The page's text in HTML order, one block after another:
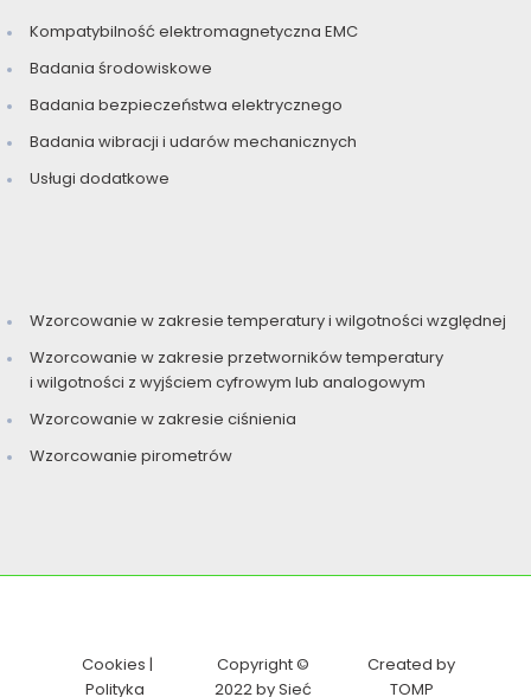
Kompatybilność elektromagnetyczna EMC
Badania środowiskowe
Badania bezpieczeństwa elektrycznego
Badania wibracji i udarów mechanicznych
Usługi dodatkowe
Wzorcowanie w zakresie temperatury i wilgotności względnej
Wzorcowanie w zakresie przetworników temperatury
i wilgotności z wyjściem cyfrowym lub analogowym
Wzorcowanie w zakresie ciśnienia
Wzorcowanie pirometrów
Cookies |
Polityka
Copyright ©
2022 by Sieć
Created by
TOMP